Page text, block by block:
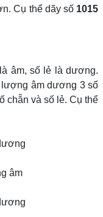
Cụ thể dãy số 1015
âm, số lẻ là dương.
lượng âm dương 3 số
chẵn và số lẻ. Cụ thể
âm